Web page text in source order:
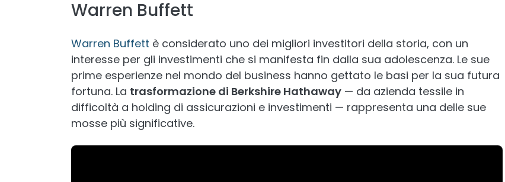
Warren Buffett
Warren Buffett è considerato uno dei migliori investitori della storia, con un
interesse per gli investimenti che si manifesta fin dalla sua adolescenza. Le sue
prime esperienze nel mondo del business hanno gettato le basi per la sua futura
fortuna. La trasformazione di Berkshire Hathaway — da azienda tessile in
difficoltà a holding di assicurazioni e investimenti — rappresenta una delle sue
mosse più significative.